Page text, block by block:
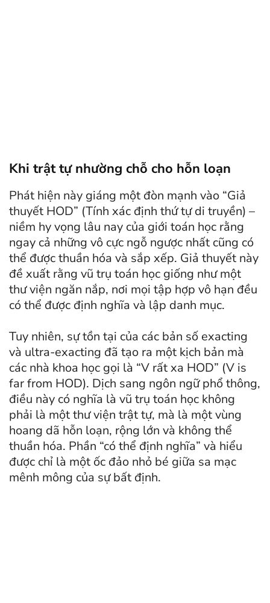
Khi trật tự nhường chỗ cho hỗn loạn
Phát hiện này giáng một đòn mạnh vào “Giả
thuyết HOD” (Tính xác định thứ tự di truyền) –
niềm hy vọng lâu nay của giới toán học rằng
ngay cả những vô cực ngỗ ngược nhất cũng có
thể được thuần hóa và sắp xếp. Giả thuyết này
đề xuất rằng vũ trụ toán học giống như một
thư viện ngăn nắp, nơi mọi tập hợp vô hạn đều
có thể được định nghĩa và lập danh mục.
Tuy nhiên, sự tồn tại của các bản số exacting
và ultra-exacting đã tạo ra một kịch bản mà
các nhà khoa học gọi là “V rất xa HOD” (V is
far from HOD). Dịch sang ngôn ngữ phổ thông,
điều này có nghĩa là vũ trụ toán học không
phải là một thư viện trật tự, mà là một vùng
hoang dã hỗn loạn, rộng lớn và không thể
thuần hóa. Phần “có thể định nghĩa” và hiểu
được chỉ là một ốc đảo nhỏ bé giữa sa mạc
mênh mông của sự bất định.